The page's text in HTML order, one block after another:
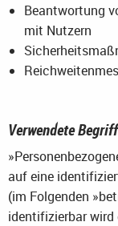
Beantwortung
mit Nutzern
Verwendete
auf eine
(im Folgenden
identifizierbar wird